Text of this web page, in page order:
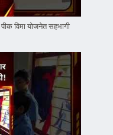
पीक विमा योजनेत सहभागी